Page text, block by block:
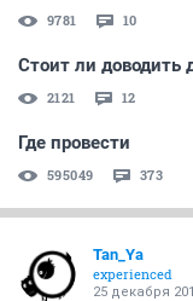
9781 10
Стоит ли доводить
2121 12
Где провести
595049 373
Tan_Ya
experienced
25 декабря